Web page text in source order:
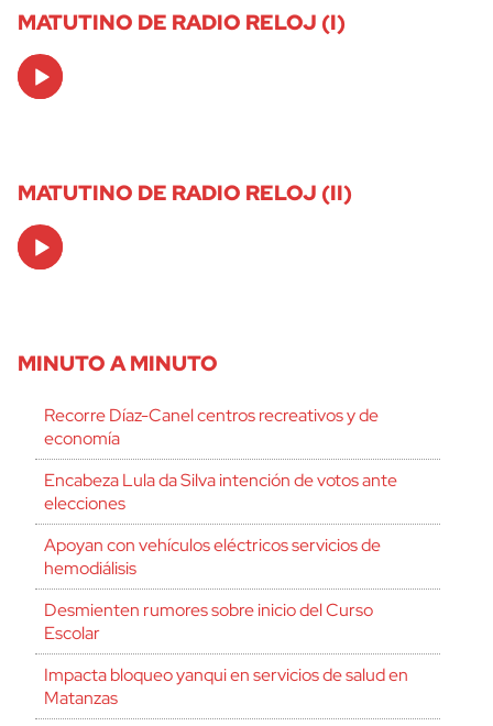
MATUTINO DE RADIO RELOJ (I)
Audio
Player
MATUTINO DE RADIO RELOJ (II)
Audio
Player
MINUTO A MINUTO
Recorre Díaz-Canel centros recreativos y de
economía
Encabeza Lula da Silva intención de votos ante
elecciones
Apoyan con vehículos eléctricos servicios de
hemodiálisis
Desmienten rumores sobre inicio del Curso
Escolar
Impacta bloqueo yanqui en servicios de salud en
Matanzas